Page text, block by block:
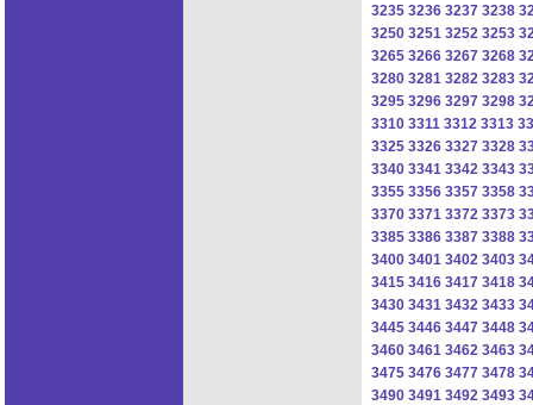
3235 3236 3237 3238
3250 3251 3252 3253
3265 3266 3267 3268
3280 3281 3282 3283
3295 3296 3297 3298
3310 3311 3312 3313
3325 3326 3327 3328
3340 3341 3342 3343
3355 3356 3357 3358
3370 3371 3372 3373
3385 3386 3387 3388
3400 3401 3402 3403
3415 3416 3417 3418
3430 3431 3432 3433
3445 3446 3447 3448
3460 3461 3462 3463
3475 3476 3477 3478
3490 3491 3492 3493